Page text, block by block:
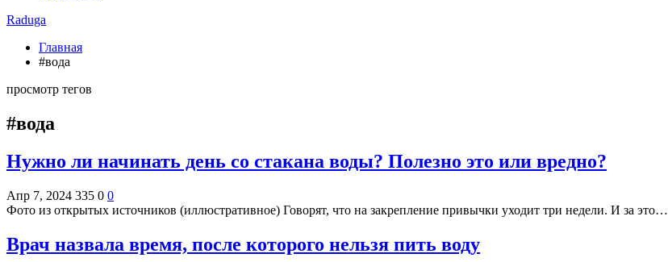
Raduga
Главная
#вода
просмотр тегов
#вода
Нужно ли начинать день со стакана воды? Полезно это или вредно?
Апр 7, 2024 335 0 0
Фото из открытых источников (иллюстративное) Говорят, что на закрепление привычки уходит три недели. И за это…
Врач назвала время, после которого нельзя пить воду